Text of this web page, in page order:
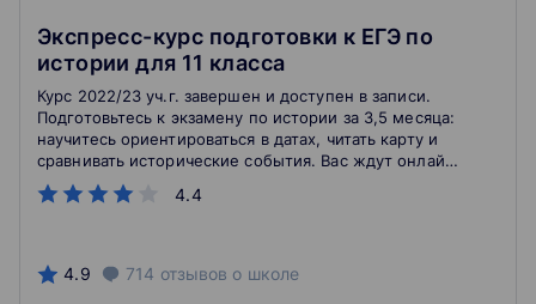
Экспресс-курс подготовки к ЕГЭ по
истории для 11 класса
4.4
Курс 2022/23 уч.г. завершен и доступен в записи.
Подготовьтесь к экзамену по истории за 3,5 месяца:
научитесь ориентироваться в датах, читать карту и
сравнивать исторические события. Вас ждут онлайн-
занятия, домашние работы и три пробника.
4.9 714 отзывов о школе